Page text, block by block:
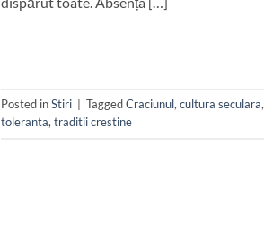
Posted inStiri TaggedCraciunul, cultura seculara,
toleranta, traditii crestine